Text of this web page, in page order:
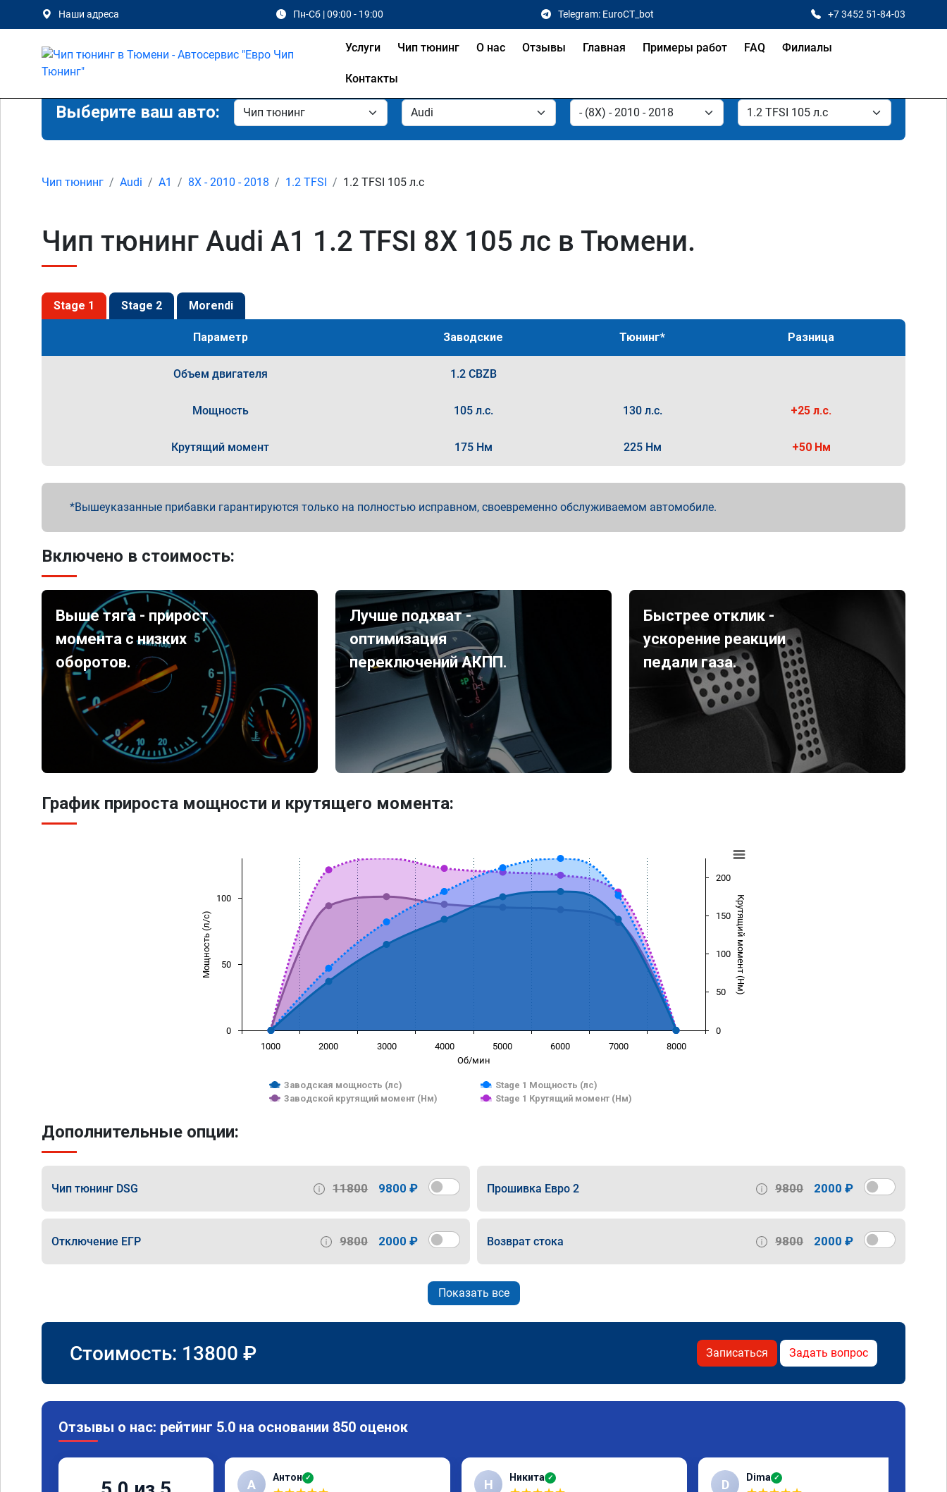
Наши адреса Пн-Сб | 09:00 - 19:00 Telegram: EuroCT_bot +7 3452 51-84-03
Услуги Чип тюнинг О нас Отзывы Главная Примеры работ FAQ Филиалы
Контакты
Выберите ваш авто:
Чип тюнинг Audi A1 8X - 2010 - 2018 1.2 TFSI 1.2 TFSI 105 л.с
Чип тюнинг Audi A1 1.2 TFSI 8X 105 лс в Тюмени.
Stage 1 Stage 2 Morendi
Параметр Заводские Тюнинг* Разница
Объем двигателя 1.2 CBZB
Мощность 105 л.с. 130 л.с. +25 л.с.
Крутящий момент 175 Нм 225 Нм +50 Нм
Вышеуказанные прибавки гарантируются только на полностью исправном, своевременно обслуживаемом автомобиле.
Включено в стоимость:
Выше тяга - прирост
момента с низких
оборотов.
Лучше подхват -
оптимизация
переключений АКПП.
Быстрее отклик -
ускорение реакции
педали газа.
График прироста мощности и крутящего момента:
Об/мин
Мощность (л/с) Крутящий момент (Нм)
Заводская мощность (лс)
Stage 1 Мощность (лс)
Заводской крутящий момент (Нм)
Stage 1 Крутящий момент (Нм)
1000 2000 3000 4000 5000 6000 7000 8000
0
50
100
0
50
100
150
200
Дополнительные опции:
Чип тюнинг DSG 11800 9800 ₽ Прошивка Евро 2 9800 2000 ₽
Отключение ЕГР 9800 2000 ₽ Возврат стока 9800 2000 ₽
Показать все
Стоимость: 13800 ₽ Записаться Задать вопрос
Отзывы о нас: рейтинг 5.0 на основании 850 оценок
А Антон ✓ Н Никита ✓ D Dima ✓